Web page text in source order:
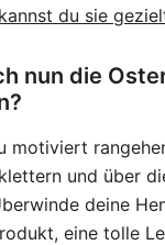
du sie
nun die
motiviert
und über
deine
eine tolle